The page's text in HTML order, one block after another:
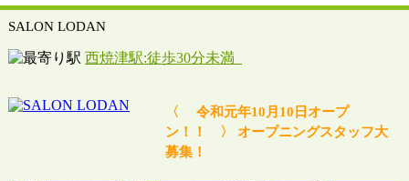
SALON LODAN
西焼津駅:徒歩30分未満
〈 令和元年10月10日オープ
ン！！ 〉 オープニングスタッフ大
募集！